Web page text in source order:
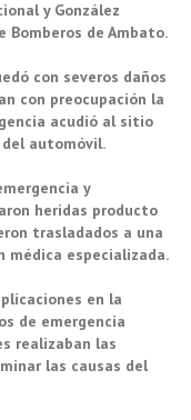
y González
Bomberos de Ambato.
con severos daños
con preocupación la
acudió al sitio
automóvil.
y
heridas producto
trasladados a una
médica especializada.
en la
de emergencia
realizaban las
las causas del